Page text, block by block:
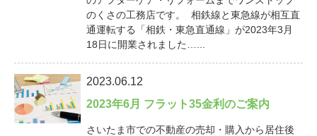
のくさの工務店です。 相鉄線と東急線が相互直
通運転する「相鉄・東急直通線」が2023年3月
18日に開業されました…...
2023.06.12
2023年6月 フラット35金利のご案内
さいたま市での不動産の売却・購入から居住後